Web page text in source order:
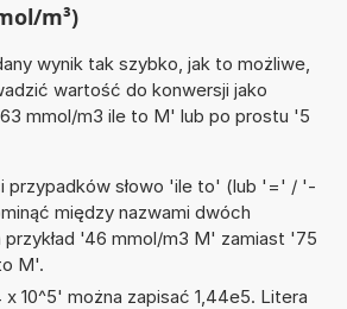
m³)
wynik tak szybko, jak to możliwe,
wartość do konwersji jako
mmol/m3 ile to M' lub po prostu '5
przypadków słowo 'ile to' (lub '=' / '-
między nazwami dwóch
przykład '46 mmol/m3 M' zamiast '75
M'.
10^5' można zapisać 1,44e5. Litera